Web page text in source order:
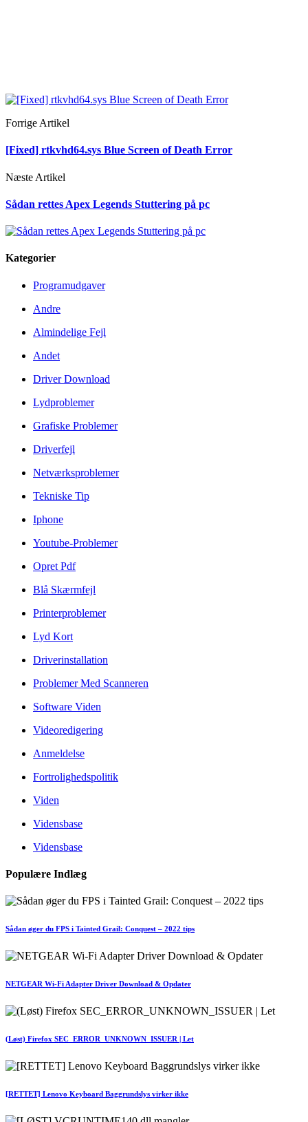
Forrige Artikel
[Fixed] rtkvhd64.sys Blue Screen of Death Error
Næste Artikel
Sådan rettes Apex Legends Stuttering på pc
Kategorier
Programudgaver
Andre
Almindelige Fejl
Andet
Driver Download
Lydproblemer
Grafiske Problemer
Driverfejl
Netværksproblemer
Tekniske Tip
Iphone
Youtube-Problemer
Opret Pdf
Blå Skærmfejl
Printerproblemer
Lyd Kort
Driverinstallation
Problemer Med Scanneren
Software Viden
Videoredigering
Anmeldelse
Fortrolighedspolitik
Viden
Vidensbase
Vidensbase
Populære Indlæg
Sådan øger du FPS i Tainted Grail: Conquest – 2022 tips
NETGEAR Wi-Fi Adapter Driver Download & Opdater
(Løst) Firefox SEC_ERROR_UNKNOWN_ISSUER | Let
[RETTET] Lenovo Keyboard Baggrundslys virker ikke